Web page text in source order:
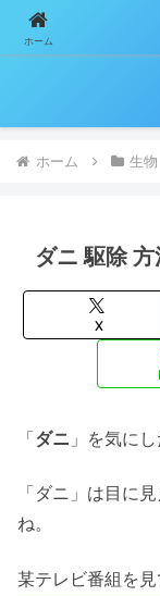
日々の気になること、
ホーム 生物
ダニ 駆除 方
X
「ダニ 」を気に
「ダニ」は目に
ね。
某テレビ番組を
ホーム